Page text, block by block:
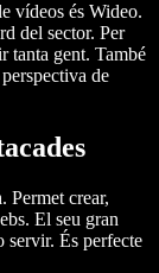
vídeos és Wideo.
del sector. Per
tanta gent. També
de
Permet crear,
El seu gran
servir. És perfecte